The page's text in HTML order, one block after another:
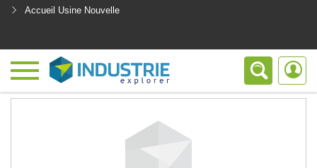
Accueil Usine Nouvelle